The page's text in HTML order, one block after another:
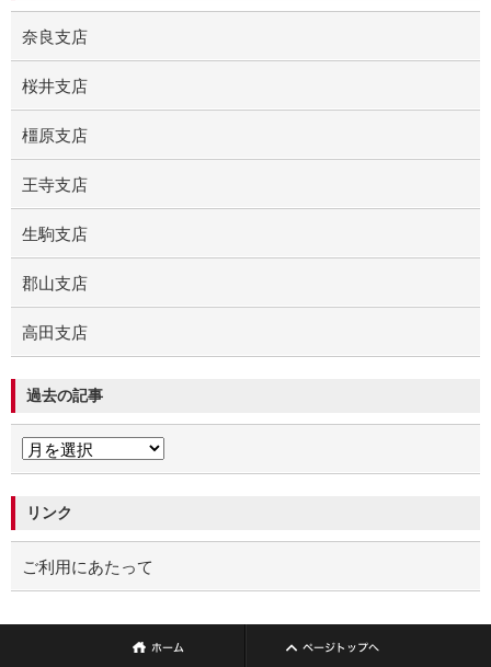
奈良支店
桜井支店
橿原支店
王寺支店
生駒支店
郡山支店
高田支店
過去の記事
リンク
ご利用にあたって